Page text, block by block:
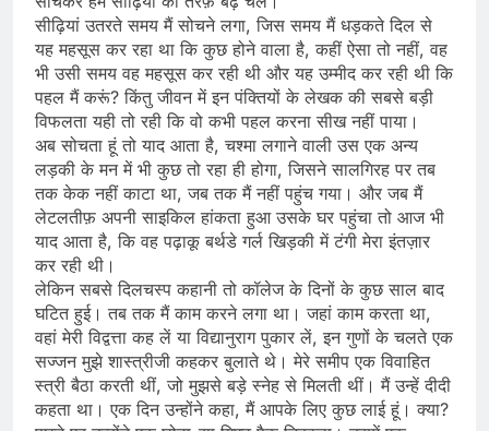
सीढ़ियां उतरते समय मैं सोचने लगा, जिस समय मैं धड़कते दिल से
यह महसूस कर रहा था कि कुछ होने वाला है, कहीं ऐसा तो नहीं, वह
भी उसी समय वह महसूस कर रही थी और यह उम्मीद कर रही थी कि
पहल मैं करूं? किंतु जीवन में इन पंक्तियों के लेखक की सबसे बड़ी
विफलता यही तो रही कि वो कभी पहल करना सीख नहीं पाया।
अब सोचता हूं तो याद आता है, चश्मा लगाने वाली उस एक अन्य
लड़की के मन में भी कुछ तो रहा ही होगा, जिसने सालगिरह पर तब
तक केक नहीं काटा था, जब तक मैं नहीं पहुंच गया। और जब मैं
लेटलतीफ़ अपनी साइकिल हांकता हुआ उसके घर पहुंचा तो आज भी
याद आता है, कि वह पढ़ाकू बर्थडे गर्ल खिड़की में टंगी मेरा इंतज़ार
कर रही थी।
लेकिन सबसे दिलचस्प कहानी तो कॉलेज के दिनों के कुछ साल बाद
घटित हुई। तब तक मैं काम करने लगा था। जहां काम करता था,
वहां मेरी विद्वत्ता कह लें या विद्यानुराग पुकार लें, इन गुणों के चलते एक
सज्जन मुझे शास्त्रीजी कहकर बुलाते थे। मेरे समीप एक विवाहित
स्त्री बैठा करती थीं, जो मुझसे बड़े स्नेह से मिलती थीं। मैं उन्हें दीदी
कहता था। एक दिन उन्होंने कहा, मैं आपके लिए कुछ लाई हूं। क्या?